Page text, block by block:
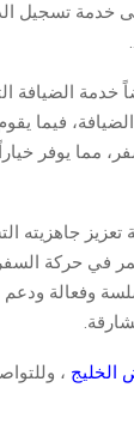
خدمة تسجيل
.
خدمة الضيافة
فيما
مما يوفر خياراً
جاهزيته
في حركة
وفعالة ودعم
الخليج ،